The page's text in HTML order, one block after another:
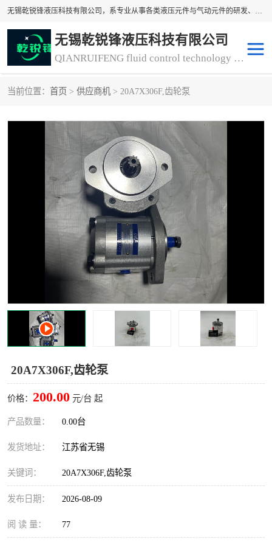
无锡乾锐锋液压科技有限公司，系专业从事各类液压元件与气动元件的研发、生产和销售业务为一体的生产型齿轮泵厂家、液压齿轮泵厂家。主要生产销售风冷式冷却器、液压油风冷却器，冷却器厂家直销、齿轮泵型号、齿轮泵厂家排名详情可来电咨询！
无锡乾锐锋液压科技有限公司
QIANRUIFENG fluid control technology co. LTD
当前位置： 首页 > 供应商机 > 20A7X306F,齿轮泵
20A7X306F,齿轮泵
价格： 200.00 元/台 起
产品数量： 0.00台
发货地址： 江苏省无锡
关键词： 20A7X306F,齿轮泵
发布日期： 2026-08-09
阅 读 量： 77
冷却器厂家直销 过滤器
离合器、制动器 气动元器件
齿轮泵厂家